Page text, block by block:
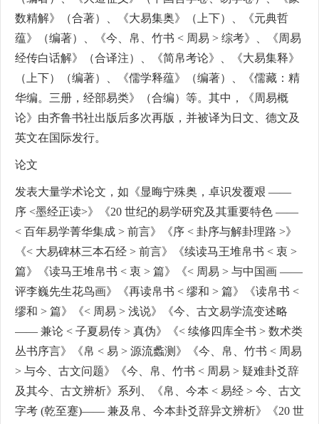
数精解》（合著）、《大易集奥》（上下）、《元典哲
蕴》（编著）、《今、帛、竹书 < 周易 > 综考》、《周易
经传白话解》（合译注）、《简帛考论》、《大易集释》
（上下）（编著）、《儒学释蕴》（编著）、《儒藏：精
华编。三册，经部易类》（合编）等。其中，《周易概
论》由齐鲁书社出版后多次再版，并被译为日文、德文及
英文在国际发行。
论文
发表大量学术论文，如《显晦宁殊奥，卓识发覆艰 ——
序 <墨经正读>》《20 世纪的易学研究及其重要特色 ——
< 百年易学菁华集成 > 前言》《序 < 卦序与解卦理路 >》
《< 大易碑林三本石经 > 前言》《续读马王堆帛书 < 衷 >
篇》《读马王堆帛书 < 衷 > 篇》《< 周易 > 与中国画 ——
评李巍先生花鸟画》《再读帛书 < 缪和 > 篇》《读帛书 <
缪和 > 篇》《< 周易 > 浅说》《今、古文易学流变述略
—— 兼论 < 子夏易传 > 真伪》《< 续修四库全书 > 数术类
丛书序言》《帛 < 易 > 源流蠡测》《今、帛、竹书 < 周易
> 与今、古文问题》《今、帛、竹书 < 周易 > 疑难卦爻辞
及其今、古文辨析》系列、《帛、今本 < 易经 > 今、古文
字考 (乾至蹇)—— 兼及帛、今本卦爻辞异文辨析》《20 世